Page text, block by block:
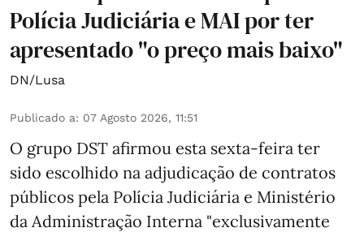
Polícia Judiciária e MAI por ter
apresentado "o preço mais baixo"
DN/Lusa
Publicado a: 07 Agosto 2026, 11:51
O grupo DST afirmou esta sexta-feira ter
sido escolhido na adjudicação de contratos
públicos pela Polícia Judiciária e Ministério
da Administração Interna "exclusivamente